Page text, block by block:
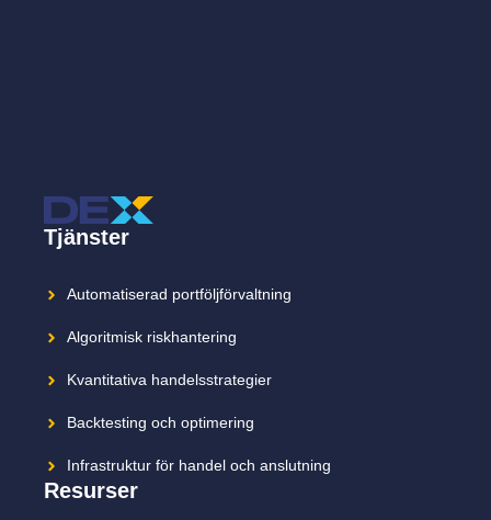
Tjänster
Automatiserad portföljförvaltning
Algoritmisk riskhantering
Kvantitativa handelsstrategier
Backtesting och optimering
Infrastruktur för handel och anslutning
Resurser